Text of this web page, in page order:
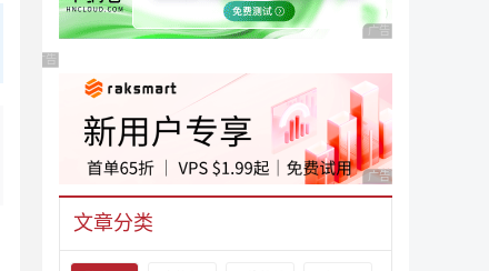
广告 商业广告，理性
广告 商业广告，理性选择
广告 商业广告，理性
文章分类